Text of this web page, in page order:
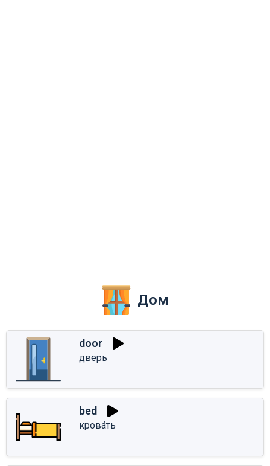
Дом
door
дверь
bed
крова́ть